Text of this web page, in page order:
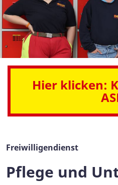
Hier klicken:
Freiwilligendienst
Pflege und